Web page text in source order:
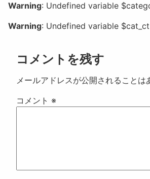
Warning: Undefined variable
Warning: Undefined variable
コメントを残す
メールアドレスが公開されることは
コメント ※